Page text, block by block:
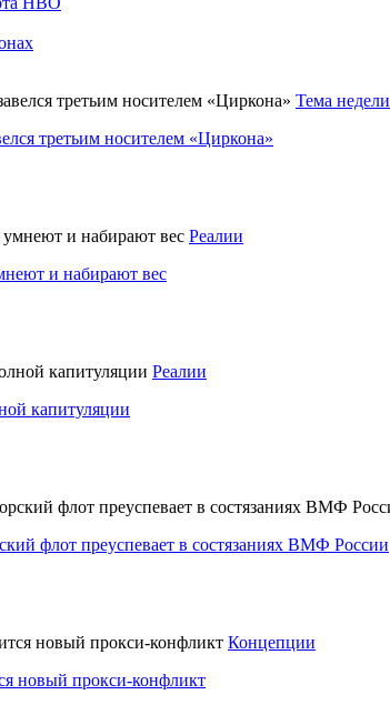
Тема недели
третьим носителем «Циркона»
Реалии
и набирают вес
Реалии
капитуляции
флот преуспевает в состязаниях ВМФ России
Концепции
новый прокси-конфликт